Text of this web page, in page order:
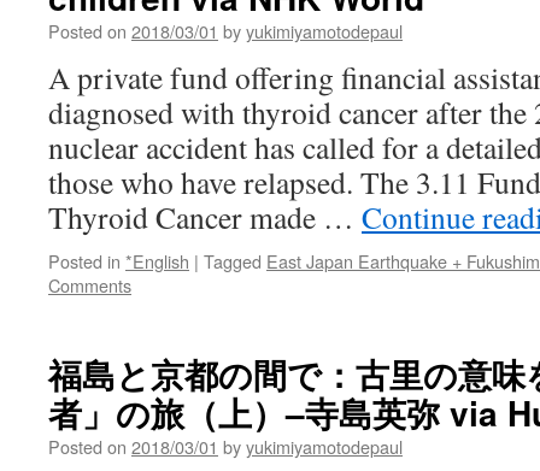
Posted on 2018/03/01 byyukimiyamotodepaul
A private fund offering financial
diagnosed with thyroid cancer after the
nuclear accident has called for a
those who have relapsed. The 3.11
Thyroid Cancer made … Continue
Posted in *English | Tagged East Japan Earthquake +
Comments
福島と京都の間で：古里の意
者」の旅（上）–寺島英弥 via
Posted on 2018/03/01 byyukimiyamotodepaul